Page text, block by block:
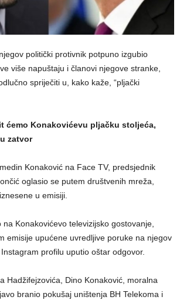
politički protivnik potpuno izgubio
više napuštaju i članovi njegove stranke,
spriječiti u, kako kaže, “pljački
ćemo Konakovićevu pljačku stoljeća,
zatvor
Konaković na Face TV, predsjednik
oglasio se putem društvenih mreža,
u emisiji.
na Konakovićevo televizijsko gostovanje,
emisije upućene uvredljive poruke na njegov
profilu uputio oštar odgovor.
Hadžifejzovića, Dino Konaković, moralna
branio pokušaj uništenja BH Telekoma i